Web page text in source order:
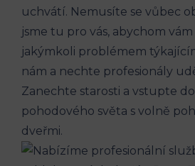
uchvátí. Nemusíte se vůbec
jsme tu pro vás, abychom
jakýmkoli problémem
nám a nechte profesionály
Zanechte starosti a vstupte
pohodového světa s volně
dveřmi.